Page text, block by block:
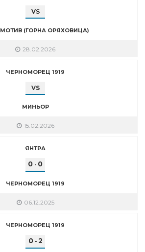
VS
(ГОРНА ОРЯХОВИЦА)
28.02.2026
ЧЕРНОМОРЕЦ 1919
VS
МИНЬОР
15.02.2026
ЯНТРА
0 - 0
ЧЕРНОМОРЕЦ 1919
06.12.2025
ЧЕРНОМОРЕЦ 1919
0- 2